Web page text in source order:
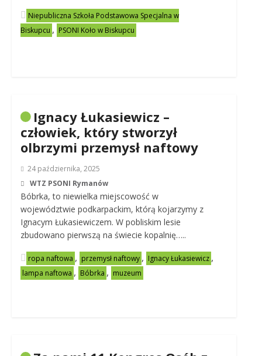
Niepubliczna Szkoła Podstawowa Specjalna w
Biskupcu , PSONI Koło w Biskupcu
Ignacy Łukasiewicz –
człowiek, który stworzył
olbrzymi przemysł naftowy
24 października, 2025
WTZ PSONI Rymanów
Bóbrka, to niewielka miejscowość w
województwie podkarpackim, którą kojarzymy z
Ignacym Łukasiewiczem. W pobliskim lesie
zbudowano pierwszą na świecie kopalnię…..
ropa naftowa , przemysł naftowy , Ignacy Łukasiewicz ,
lampa naftowa , Bóbrka , muzeum